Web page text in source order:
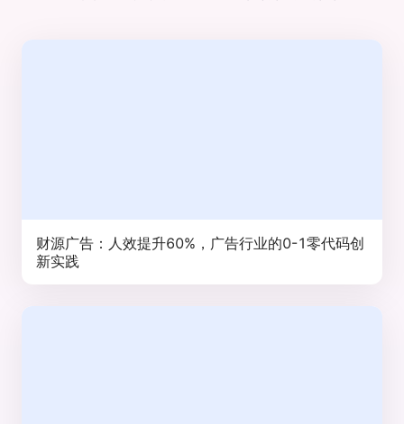
财源广告：人效提升60%，广告行业的0-1零代码创
新实践